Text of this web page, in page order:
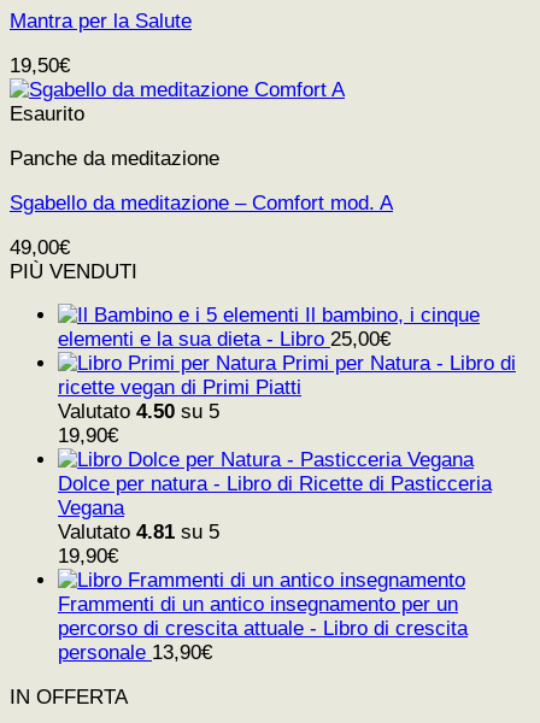
Mantra per la Salute
19,50€
Esaurito
Panche da meditazione
Sgabello da meditazione – Comfort mod. A
49,00€
PIÙ VENDUTI
Il bambino, i cinque
elementi e la sua dieta - Libro 25,00€
Primi per Natura - Libro di
ricette vegan di Primi Piatti
Valutato 4.50 su 5
19,90€
Dolce per natura - Libro di Ricette di Pasticceria
Vegana
Valutato 4.81 su 5
19,90€
Frammenti di un antico insegnamento per un
percorso di crescita attuale - Libro di crescita
personale 13,90€
IN OFFERTA